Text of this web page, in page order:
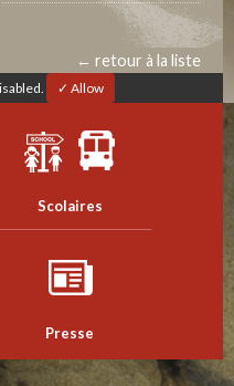
← retour à la liste
✓ Allow
Scolaires
Presse